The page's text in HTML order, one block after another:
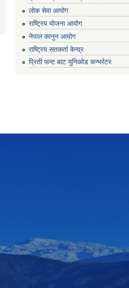
लोक सेवा आयोग
राष्ट्रिय योजना आयोग
नेपाल कानुन आयोग
राष्ट्रिय सतकर्ता केन्द्र
प्रिती फन्ट बाट युनिकोड कन्भर्रटर